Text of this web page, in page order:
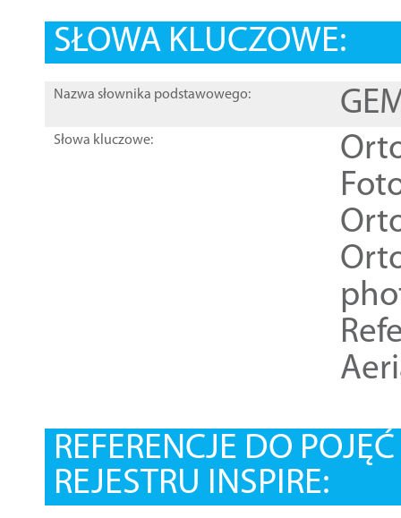
SŁOWA KLUCZOWE:
Nazwa słownika podstawowego:
Słowa kluczowe:
REFERENCJE DO
REJESTRU INSPIRE: